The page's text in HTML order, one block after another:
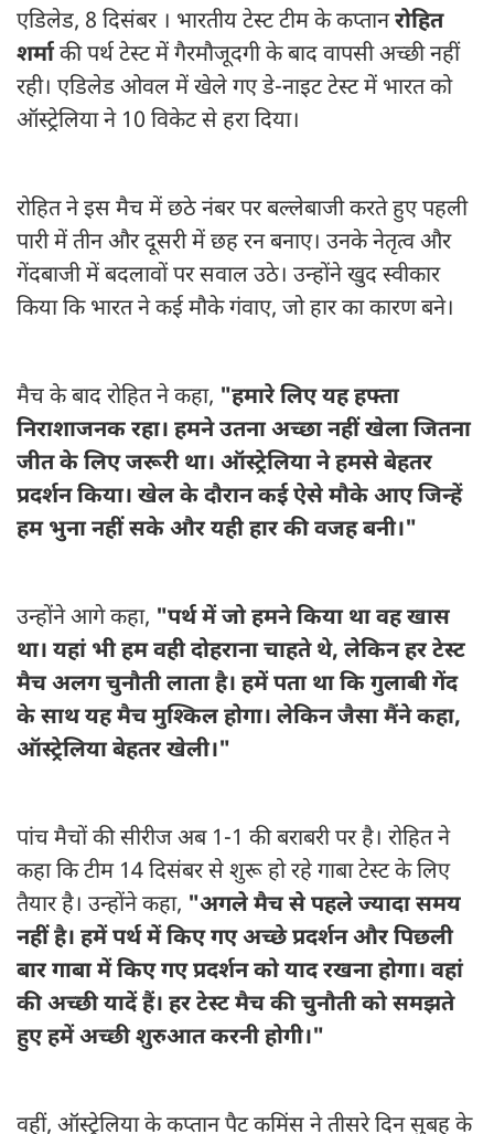
एडिलेड, 8 दिसंबर । भारतीय टेस्ट टीम के कप्तानरोहित
शर्माकी पर्थ टेस्ट में गैरमौजूदगी के बाद वापसी अच्छी नहीं
रही। एडिलेड ओवल में खेले गए डे-नाइट टेस्ट में भारत को
ऑस्ट्रेलिया ने 10 विकेट से हरा दिया।
रोहित ने इस मैच में छठे नंबर पर बल्लेबाजी करते हुए पहली
पारी में तीन और दूसरी में छह रन बनाए। उनके नेतृत्व और
गेंदबाजी में बदलावों पर सवाल उठे। उन्होंने खुद स्वीकार
किया कि भारत ने कई मौके गंवाए, जो हार का कारण बने।
मैच के बाद रोहित ने कहा, "हमारे लिए यह हफ्ता
निराशाजनक रहा। हमने उतना अच्छा नहीं खेला जितना
जीत के लिए जरूरी था। ऑस्ट्रेलिया ने हमसे बेहतर
प्रदर्शन किया। खेल के दौरान कई ऐसे मौके आए जिन्हें
हम भुना नहीं सके और यही हार की वजह बनी।"
उन्होंने आगे कहा, "पर्थ में जो हमने किया था वह खास
था। यहां भी हम वही दोहराना चाहते थे, लेकिन हर टेस्ट
मैच अलग चुनौती लाता है। हमें पता था कि गुलाबी गेंद
के साथ यह मैच मुश्किल होगा। लेकिन जैसा मैंने कहा,
ऑस्ट्रेलिया बेहतर खेली।"
पांच मैचों की सीरीज अब 1-1 की बराबरी पर है। रोहित ने
कहा कि टीम 14 दिसंबर से शुरू हो रहे गाबा टेस्ट के लिए
तैयार है। उन्होंने कहा, "अगले मैच से पहले ज्यादा समय
नहीं है। हमें पर्थ में किए गए अच्छे प्रदर्शन और पिछली
बार गाबा में किए गए प्रदर्शन को याद रखना होगा। वहां
की अच्छी यादें हैं। हर टेस्ट मैच की चुनौती को समझते
हुए हमें अच्छी शुरुआत करनी होगी।"
वहीं, ऑस्ट्रेलिया के कप्तान पैट कमिंस ने तीसरे दिन सुबह के